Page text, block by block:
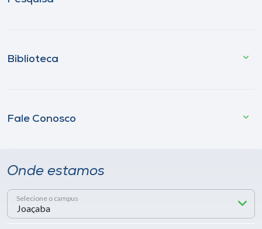
Biblioteca
Fale Conosco
Onde estamos
Selecione o campus